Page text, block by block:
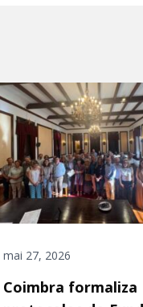
mai 27, 2026
Coimbra formaliza